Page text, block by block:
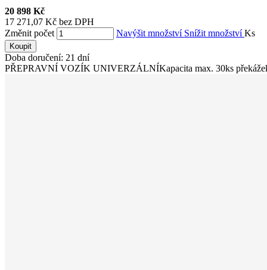
20 898 Kč
17 271,07 Kč bez DPH
Změnit počet
Navýšit množství Snížit množstvíKs
Koupit
Doba doručení: 21 dní
PŘEPRAVNÍ VOZÍK UNIVERZÁLNÍKapacita max. 30ks